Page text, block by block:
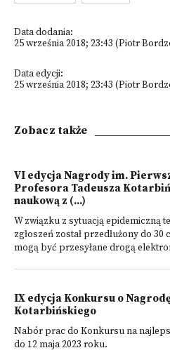
Data dodania:
25 września 2018; 23:43 (Piotr
Data edycji:
25 września 2018; 23:43 (Piotr
Zobacz także
VI edycja Nagrody im.
Profesora Tadeusza
naukową z (...)
W związku z sytuacją epidemiczną
zgłoszeń został przedłużony do
mogą być przesyłane drogą
IX edycja Konkursu o
Kotarbińskiego
Nabór prac do Konkursu na
do 12 maja 2023 roku.